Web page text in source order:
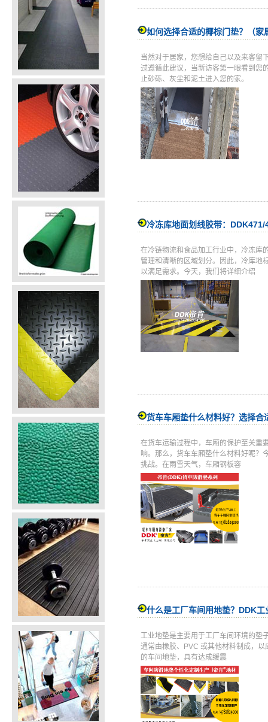
如何选择合适的椰棕门垫？（家
当然对于居家，您想给自己以及来客留
过遵循此建议，当新访客第一眼看到您
止砂砾、灰尘和泥土进入您的家。
冷冻库地面划线胶带：
在冷链物流和食品加工行业中，冷冻库
管理和清晰的区域划分。因此，冷库地
以满足需求。今天，我们将详细介绍
货车车厢垫什么材料好？选择
在货车运输过程中，车厢的保护至关重
响。那么，货车车厢垫什么材料好呢？
挑战。在雨雪天气，车厢钢板容
什么是工厂车间用地垫？DDK
工业地垫是主要用于工厂车间环境的垫
通常由橡胶、PVC 或其他材料制成，
的车间地垫，具有达成缓震